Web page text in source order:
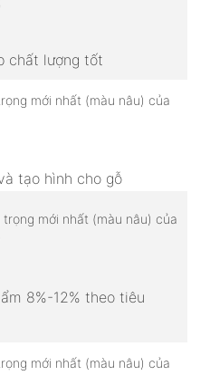
chất lượng tốt
tạo hình cho gỗ
8%-12% theo tiêu